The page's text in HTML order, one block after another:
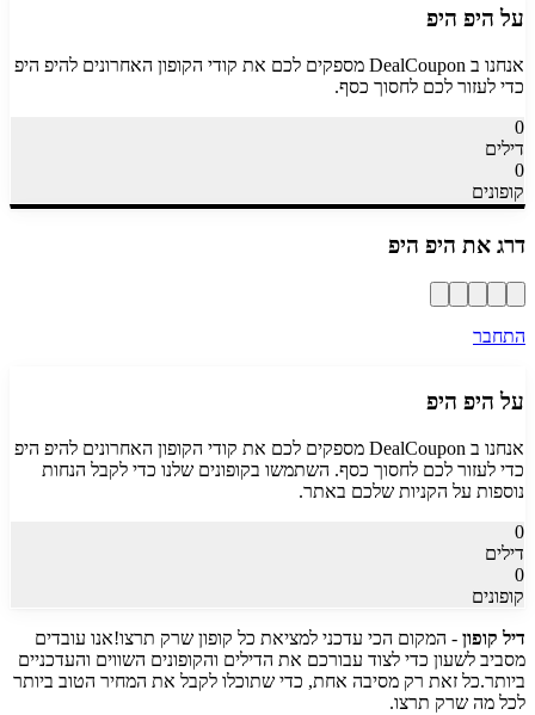
על היפ היפ
אנחנו ב DealCoupon מספקים לכם את קודי הקופון האחרונים ל
היפ היפ
כדי לעזור לכם לחסוך כסף.
0
דילים
0
קופונים
דרג את היפ היפ
התחבר
על היפ היפ
אנחנו ב DealCoupon מספקים לכם את קודי הקופון האחרונים ל
היפ היפ
כדי לעזור לכם לחסוך כסף. השתמשו בקופונים שלנו כדי לקבל הנחות
נוספות על הקניות שלכם באתר.
0
דילים
0
קופונים
דיל קופון - המקום הכי עדכני למציאת כל קופון שרק תרצו!אנו עובדים
מסביב לשעון כדי לצוד עבורכם את הדילים והקופונים השווים והעדכניים
ביותר.כל זאת רק מסיבה אחת, כדי שתוכלו לקבל את המחיר הטוב ביותר
לכל מה שרק תרצו.